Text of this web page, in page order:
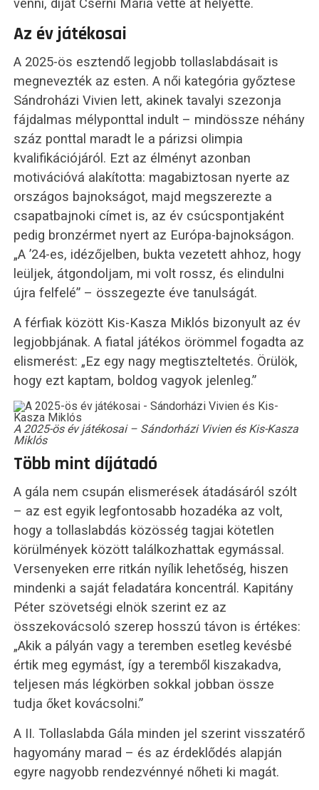
venni, díját Cserni Mária vette át helyette.
Az év játékosai
A 2025-ös esztendő legjobb tollaslabdásait is
megnevezték az esten. A női kategória győztese
Sándroházi Vivien lett, akinek tavalyi szezonja
fájdalmas mélyponttal indult – mindössze néhány
száz ponttal maradt le a párizsi olimpia
kvalifikációjáról. Ezt az élményt azonban
motivációvá alakította: magabiztosan nyerte az
országos bajnokságot, majd megszerezte a
csapatbajnoki címet is, az év csúcspontjaként
pedig bronzérmet nyert az Európa-bajnokságon.
„A ’24-es, idézőjelben, bukta vezetett ahhoz, hogy
leüljek, átgondoljam, mi volt rossz, és elindulni
újra felfelé” – összegezte éve tanulságát.
A férfiak között Kis-Kasza Miklós bizonyult az év
legjobbjának. A fiatal játékos örömmel fogadta az
elismerést: „Ez egy nagy megtiszteltetés. Örülök,
hogy ezt kaptam, boldog vagyok jelenleg.”
A 2025-ös év játékosai – Sándorházi Vivien és Kis-Kasza
Miklós
Több mint díjátadó
A gála nem csupán elismerések átadásáról szólt
– az est egyik legfontosabb hozadéka az volt,
hogy a tollaslabdás közösség tagjai kötetlen
körülmények között találkozhattak egymással.
Versenyeken erre ritkán nyílik lehetőség, hiszen
mindenki a saját feladatára koncentrál. Kapitány
Péter szövetségi elnök szerint ez az
összekovácsoló szerep hosszú távon is értékes:
„Akik a pályán vagy a teremben esetleg kevésbé
értik meg egymást, így a teremből kiszakadva,
teljesen más légkörben sokkal jobban össze
tudja őket kovácsolni.”
A II. Tollaslabda Gála minden jel szerint visszatérő
hagyomány marad – és az érdeklődés alapján
egyre nagyobb rendezvénnyé nőheti ki magát.